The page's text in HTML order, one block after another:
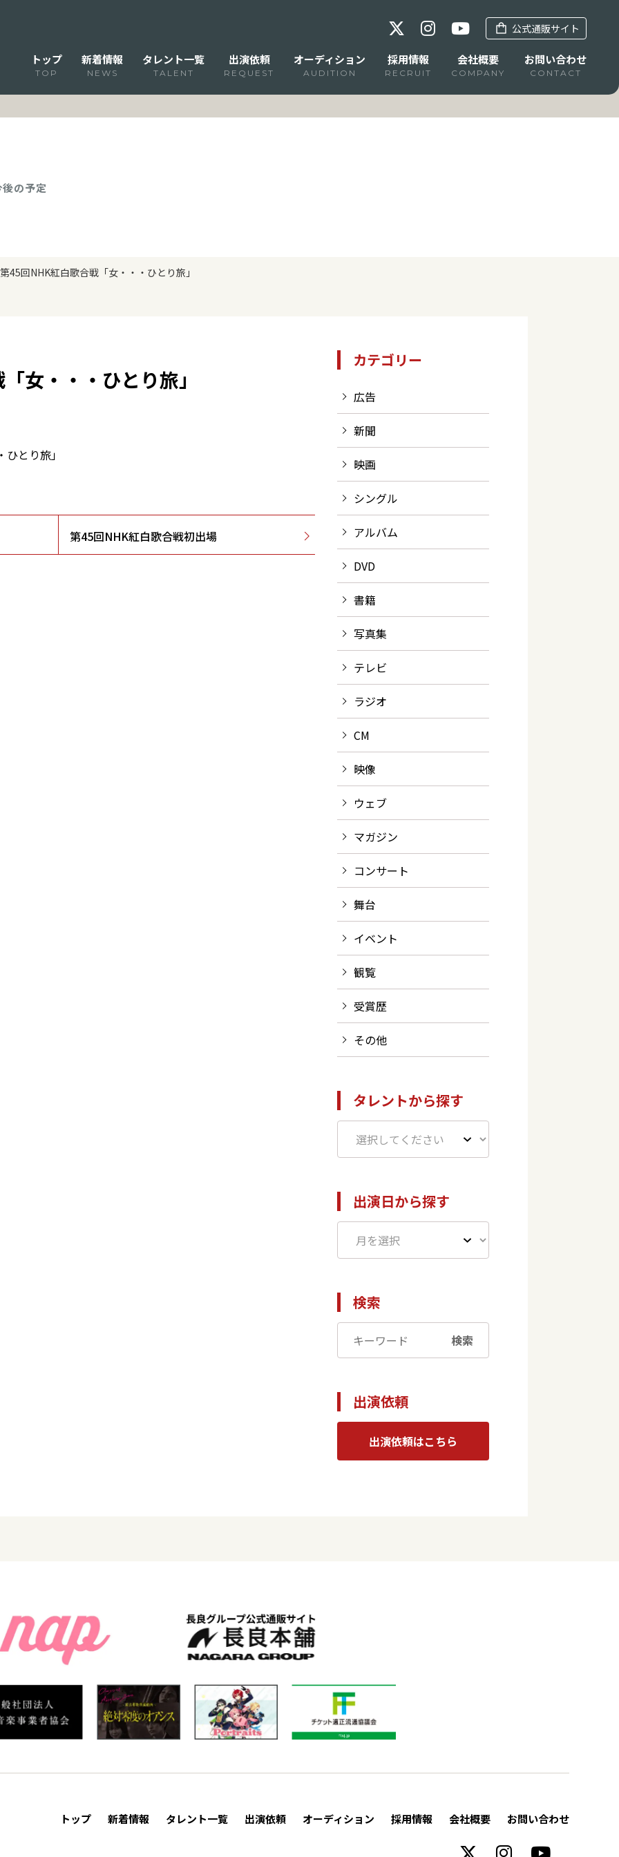
公式通販サイト
トップ
TOP
新着情報
NEWS
タレント一覧
TALENT
出演依頼
REQUEST
オーディション
AUDITION
採用情報
RECRUIT
会社概要
COMPANY
お問い合わせ
CONTACT
の予定
第45回NHK紅白歌合戦「女・・・ひとり旅」
女・・・ひとり旅」
とり旅」
第45回NHK紅白歌合戦初出場
カテゴリー
広告
新聞
映画
シングル
アルバム
DVD
書籍
写真集
テレビ
ラジオ
CM
映像
ウェブ
マガジン
コンサート
舞台
イベント
観覧
受賞歴
その他
タレントから探す
出演日から探す
検索
検索
出演依頼
出演依頼はこちら
トップ 新着情報 タレント一覧 出演依頼 オーディション 採用情報 会社概要 お問い合わせ